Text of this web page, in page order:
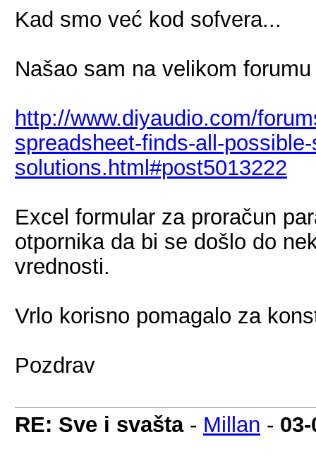
Kad smo već kod sofvera...
Našao sam na velikom forumu
http://www.diyaudio.com/
spreadsheet-finds-all-
solutions.html#post5013222
Excel formular za proračun
otpornika da bi se došlo do
vrednosti.
Vrlo korisno pomagalo za
Pozdrav
RE: Sve i svašta- Millan -